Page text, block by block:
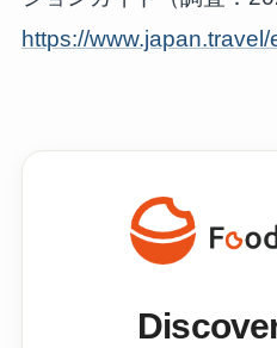
https://www.japan.travel/